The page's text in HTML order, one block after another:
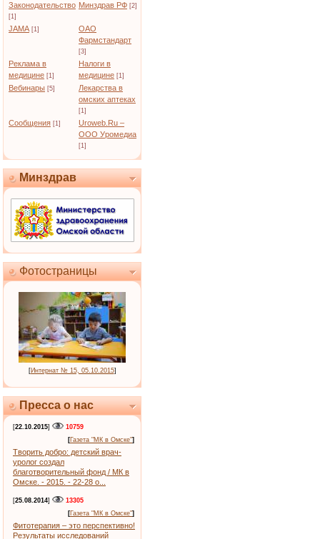
Законодательство
[1]
Минздрав РФ [2]
JAMA [1]
ОАО
Фармстандарт
[3]
Реклама в
медицине [1]
Налоги в
медицине [1]
Вебинары [5]
Лекарства в
омских аптеках
[1]
Сообщения [1]
Uroweb.Ru –
ООО Уромедиа
[1]
Минздрав
Фотостраницы
[Интернат № 15, 05.10.2015]
Пресса о нас
[22.10.2015]
10759
[Газета "МК в Омске"]
Творить добро: детский врач-
уролог создал
благотворительный фонд / МК в
Омске. - 2015. - 22-28 о...
[25.08.2014]
13305
[Газета "МК в Омске"]
Фитотерапия – это перспективно!
Результаты исследований